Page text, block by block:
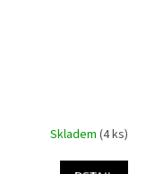
Skladem (4 ks)